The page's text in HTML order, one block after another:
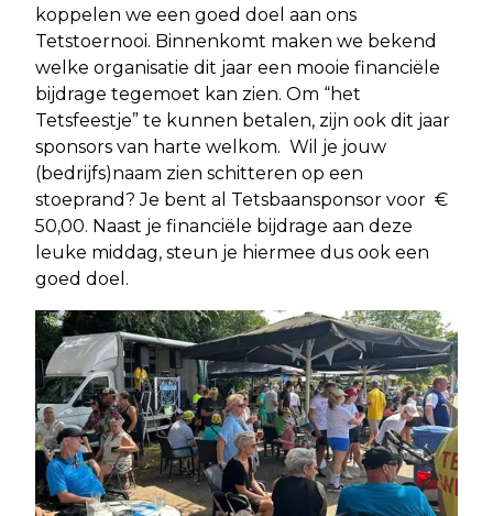
koppelen we een goed doel aan ons
Tetstoernooi. Binnenkomt maken we bekend
welke organisatie dit jaar een mooie financiële
bijdrage tegemoet kan zien. Om “het
Tetsfeestje” te kunnen betalen, zijn ook dit jaar
sponsors van harte welkom. Wil je jouw
(bedrijfs)naam zien schitteren op een
stoeprand? Je bent al Tetsbaansponsor voor €
50,00. Naast je financiële bijdrage aan deze
leuke middag, steun je hiermee dus ook een
goed doel.